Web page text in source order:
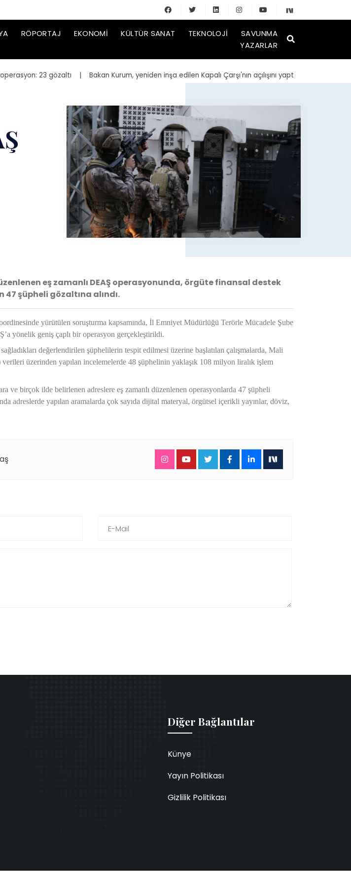
RÖPORTAJ EKONOMI KÜLTÜR SANAT TEKNOLOJI
SAVUNMA
YAZARLAR
23 gözaltı | Bakan Kurum, yeniden inşa edilen Kapalı Çarşı'nın açılışını yaptı | TMSF, Ahbap
eş zamanlı DEAŞ operasyonunda, örgüte finansal destek
şüpheli gözaltına alındı.
yürütülen soruşturma kapsamında, İl Emniyet Müdürlüğü Terörle Mücadele Şube
yönelik geniş çaplı bir operasyon gerçekleştirildi.
değerlendirilen şüphelilerin tespit edilmesi üzerine başlatılan çalışmalarda, Mali
üzerinden yapılan incelemelerde 48 şüphelinin yaklaşık 108 milyon liralık işlem
ve birçok ilde belirlenen adreslere eş zamanlı düzenlenen operasyonlarda 47 şüpheli
adreslerde yapılan aramalarda çok sayıda dijital materyal, örgütsel içerikli yayınlar, döviz,
Diğer Bağlantılar
Künye
Yayın Politikası
Gizlilik Politikası